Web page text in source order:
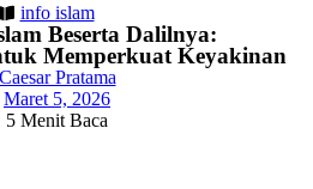
info islam
Beserta Dalilnya:
Memperkuat Keyakinan
Caesar Pratama
Maret 5, 2026
5 Menit Baca